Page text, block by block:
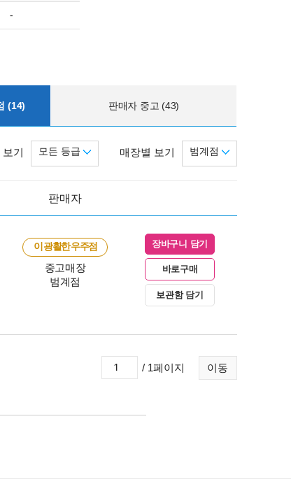
-
(14) 판매자 중고 (43)
매장별 보기 범계점
기 모든 등급
판매자
이 광활한 우주점
중고매장
범계점
장바구니 담기
바로구매
보관함 담기
이동
/ 1페이지